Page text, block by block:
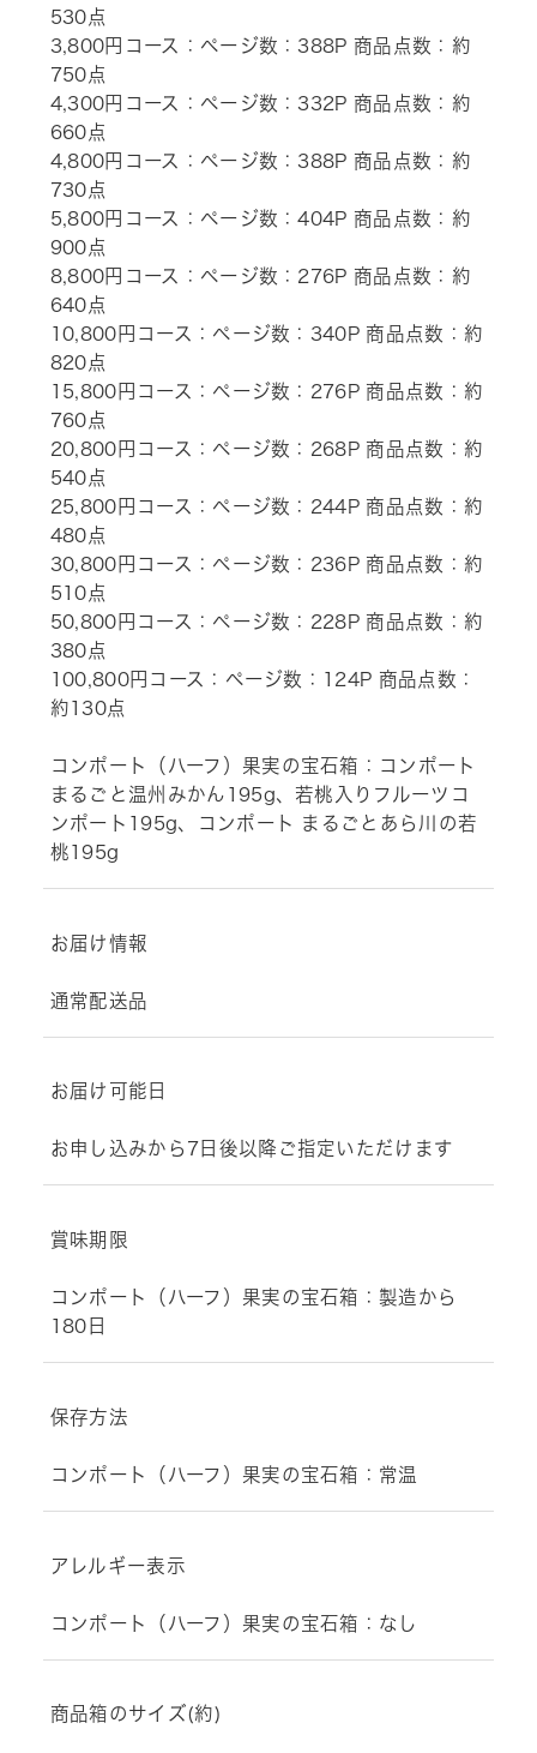
530点
3,800円コース：ページ数：388P 商品点数：約
750点
4,300円コース：ページ数：332P 商品点数：約
660点
4,800円コース：ページ数：388P 商品点数：約
730点
5,800円コース：ページ数：404P 商品点数：約
900点
8,800円コース：ページ数：276P 商品点数：約
640点
10,800円コース：ページ数：340P 商品点数：約
820点
15,800円コース：ページ数：276P 商品点数：約
760点
20,800円コース：ページ数：268P 商品点数：約
540点
25,800円コース：ページ数：244P 商品点数：約
480点
30,800円コース：ページ数：236P 商品点数：約
510点
50,800円コース：ページ数：228P 商品点数：約
380点
100,800円コース：ページ数：124P 商品点数：
約130点
コンポート（ハーフ）果実の宝石箱：コンポート
まるごと温州みかん195g、若桃入りフルーツコ
ンポート195g、コンポート まるごとあら川の若
桃195g
お届け情報
通常配送品
お届け可能日
お申し込みから7日後以降ご指定いただけます
賞味期限
コンポート（ハーフ）果実の宝石箱：製造から
180日
保存方法
コンポート（ハーフ）果実の宝石箱：常温
アレルギー表示
コンポート（ハーフ）果実の宝石箱：なし
商品箱のサイズ(約)